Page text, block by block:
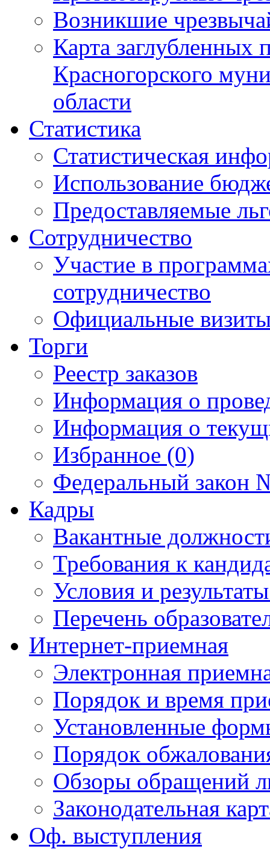
Возникшие
Карта
Красногорского
области
Статистика
Статистическая
Использование
Предоставляемые
Сотрудничество
Участие в
сотрудничество
Официальные
Торги
Реестр заказов
Информация о
Информация о
Избранное (0)
Федеральный закон
Кадры
Вакантные
Требования к
Условия и
Перечень
Интернет-приемная
Электронная
Порядок и время
Установленные
Порядок
Обзоры обращений
Законодательная
Оф. выступления